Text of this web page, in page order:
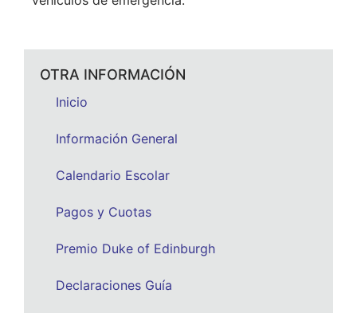
OTRA INFORMACIÓN
Inicio
Información General
Calendario Escolar
Pagos y Cuotas
Premio Duke of Edinburgh
Declaraciones Guía